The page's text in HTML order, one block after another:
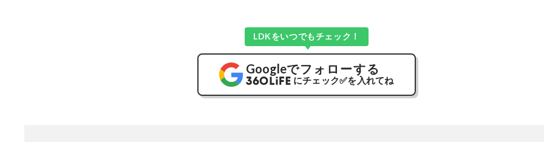
LDKをいつでもチェック！
Googleでフォローする
にチェック✅を入れてね